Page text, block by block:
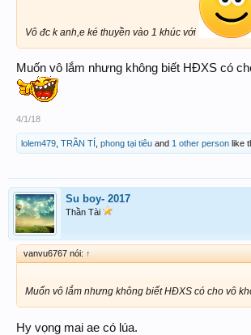
Vô đc k anh,e ké thuyền vào 1 khúc với
Muốn vô lắm nhưng không biết HĐXS có
4/1/18
lolem479 TRẦN TÍ phong tại tiêu and 1 other person like
Su boy- 2017
Thần Tài
vanvu6767 nói: ↑
Muốn vô lắm nhưng không biết HĐXS có cho vô
Hy vọng mai ae có lúa.